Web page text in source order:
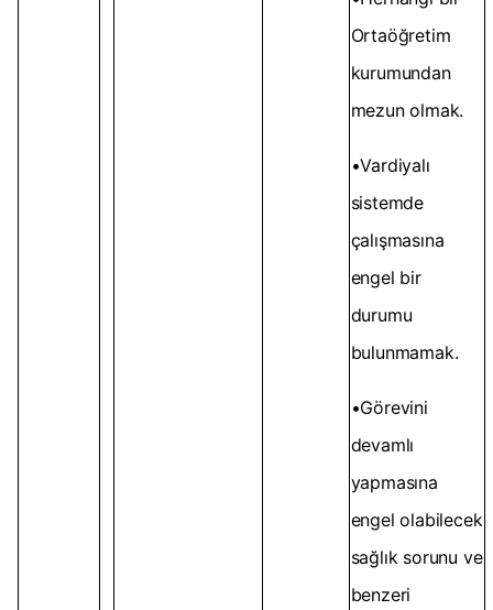
Ortaöğretim
kurumundan
mezun olmak.
•Vardiyalı
sistemde
çalışmasına
engel bir
durumu
bulunmamak.
•Görevini
devamlı
yapmasına
engel olabilecek
sağlık sorunu ve
benzeri